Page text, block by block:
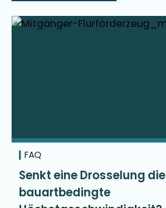
FAQ
Senkt eine Drosselung die
bauartbedingte